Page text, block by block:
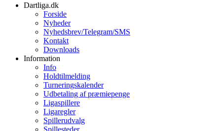
Dartliga.dk
Forside
Nyheder
Nyhedsbrev/Telegram/SMS
Kontakt
Downloads
Information
Info
Holdtilmelding
Turneringskalender
Udbetaling af præmiepenge
Ligaspillere
Ligaregler
Spillerudvalg
Spillesteder